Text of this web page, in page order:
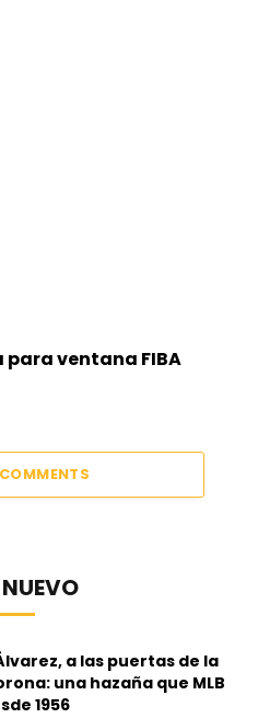
ventana FIBA
a las puertas de la
una hazaña que MLB
1956